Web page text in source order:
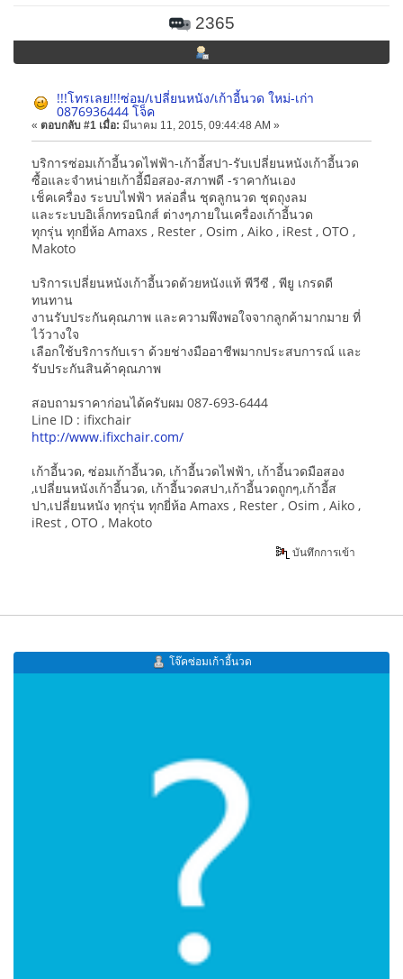
2365
!!!โทรเลย!!!ซ่อม/เปลี่ยนหนัง/เก้าอี้นวด ใหม่-เก่า
0876936444 โจ็ค
« ตอบกลับ #1 เมื่อ: มีนาคม 11, 2015, 09:44:48 AM »
บริการซ่อมเก้าอี้นวดไฟฟ้า-เก้าอี้สปา-รับเปลี่ยนหนังเก้าอี้นวด
ซื้อและจำหน่ายเก้าอี้มือสอง-สภาพดี -ราคากันเอง
เช็คเครื่อง ระบบไฟฟ้า หล่อลื่น ชุดลูกนวด ชุดถุงลม
และระบบอิเล็กทรอนิกส์ ต่างๆภายในเครื่องเก้าอี้นวด
ทุกรุ่น ทุกยี่ห้อ Amaxs , Rester , Osim , Aiko , iRest , OTO ,
Makoto
บริการเปลี่ยนหนังเก้าอี้นวดด้วยหนังแท้ พีวีซี , พียู เกรดดี
ทนทาน
งานรับประกันคุณภาพ และความพึงพอใจจากลูกค้ามากมาย ที่
ไว้วางใจ
เลือกใช้บริการกับเรา ด้วยช่างมืออาชีพมากประสบการณ์ และ
รับประกันสินค้าคุณภาพ
สอบถามราคาก่อนได้ครับผม 087-693-6444
Line ID : ifixchair
http://www.ifixchair.com/
เก้าอี้นวด, ซ่อมเก้าอี้นวด, เก้าอี้นวดไฟฟ้า, เก้าอี้นวดมือสอง
,เปลี่ยนหนังเก้าอี้นวด, เก้าอี้นวดสปา,เก้าอี้นวดถูกๆ,เก้าอี้ส
ปา,เปลี่ยนหนัง ทุกรุ่น ทุกยี่ห้อ Amaxs , Rester , Osim , Aiko ,
iRest , OTO , Makoto
บันทึกการเข้า
โจ๊คซ่อมเก้าอี้นวด